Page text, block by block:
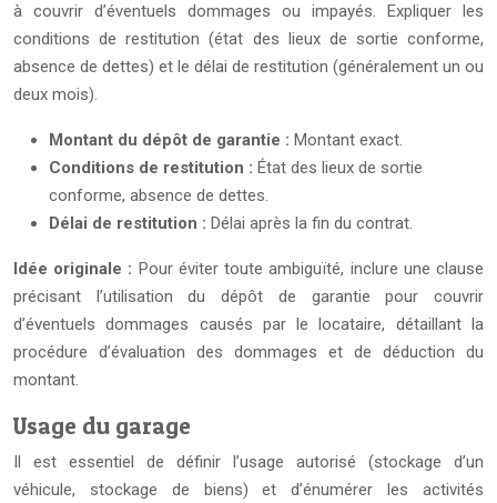
à couvrir d’éventuels dommages ou impayés. Expliquer les
conditions de restitution (état des lieux de sortie conforme,
absence de dettes) et le délai de restitution (généralement un ou
deux mois).
Montant du dépôt de garantie : Montant exact.
Conditions de restitution : État des lieux de sortie
conforme, absence de dettes.
Délai de restitution : Délai après la fin du contrat.
Idée originale : Pour éviter toute ambiguïté, inclure une clause
précisant l’utilisation du dépôt de garantie pour couvrir
d’éventuels dommages causés par le locataire, détaillant la
procédure d’évaluation des dommages et de déduction du
montant.
Usage du garage
Il est essentiel de définir l’usage autorisé (stockage d’un
véhicule, stockage de biens) et d’énumérer les activités